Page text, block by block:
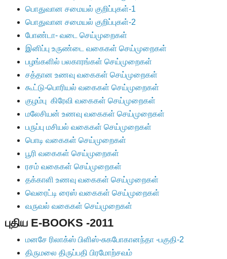
பொதுவான சமையல் குறிப்புகள்-1
பொதுவான சமையல் குறிப்புகள்-2
போண்டா- வடை செய்முறைகள்
இனிப்பு உருண்டை வகைகள் செய்முறைகள்
பழங்களில் பலகாரங்கள் செய்முறைகள்
சத்தான உணவு வகைகள் செய்முறைகள்
கூட்டு-பொரியல் வகைகள் செய்முறைகள்
குழம்பு கிரேவி வகைகள் செய்முறைகள்
மலேசியன் உணவு வகைகள் செய்முறைகள்
பருப்பு மசியல் வகைகள் செய்முறைகள்
பொடி வகைகள் செய்முறைகள்
பூரி வகைகள் செய்முறைகள்
ரசம் வகைகள் செய்முறைகள்
தக்காளி உணவு வகைகள் செய்முறைகள்
வெரைட்டி ரைஸ் வகைகள் செய்முறைகள்
வருவல் வகைகள் செய்முறைகள்
புதிய E-BOOKS -2011
மனசே ரிலாக்ஸ் பிளிஸ்-சுகபோகானந்தா -பகுதி-2
திருமலை திருப்பதி பிரமோற்சவம்